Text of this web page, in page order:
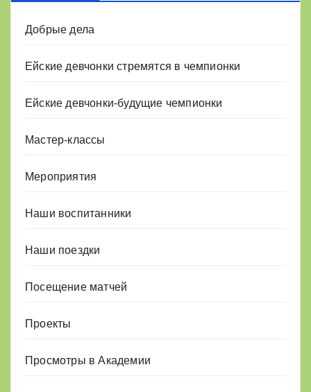
Добрые дела
Ейские девчонки стремятся в чемпионки
Ейские девчонки-будущие чемпионки
Мастер-классы
Мероприятия
Наши воспитанники
Наши поездки
Посещение матчей
Проекты
Просмотры в Академии